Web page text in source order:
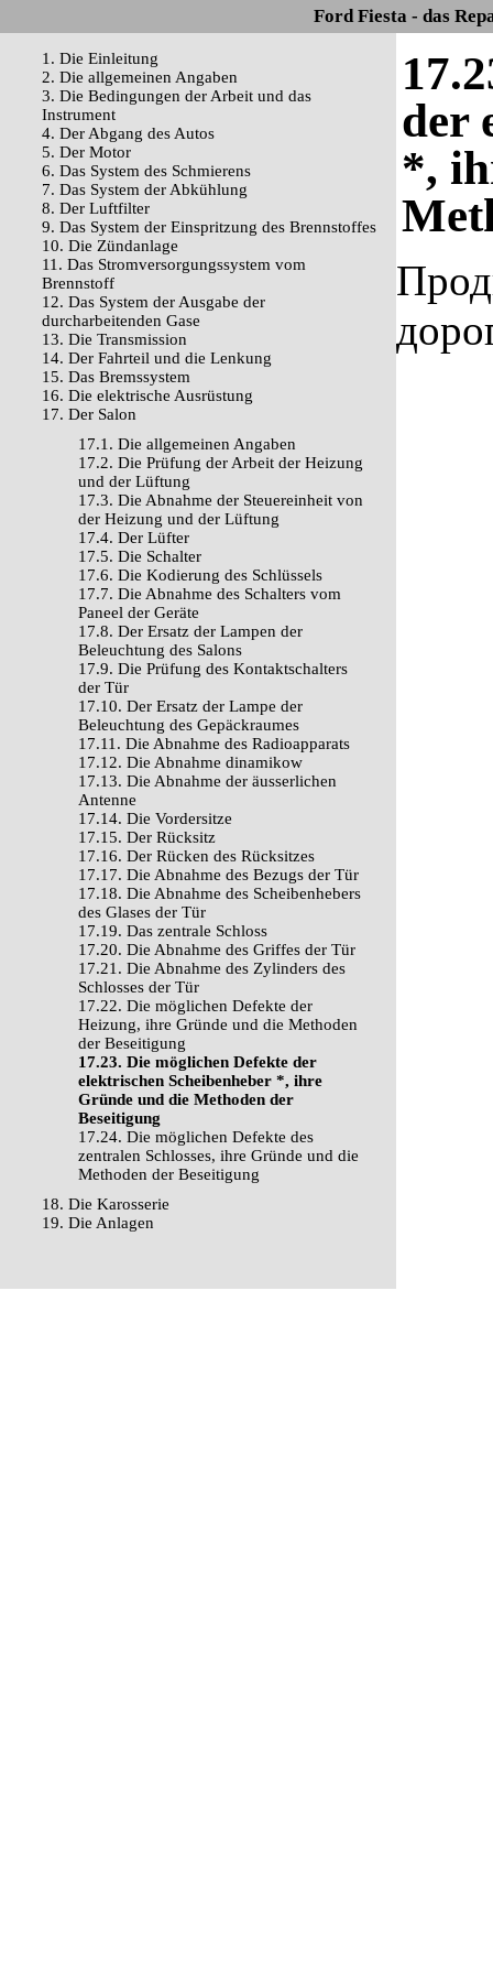
Ford Fiesta - das
1. Die Einleitung
2. Die allgemeinen Angaben
3. Die Bedingungen der Arbeit und das
Instrument
4. Der Abgang des Autos
5. Der Motor
6. Das System des Schmierens
7. Das System der Abkühlung
8. Der Luftfilter
9. Das System der Einspritzung des Brennstoffes
10. Die Zündanlage
11. Das Stromversorgungssystem vom
Brennstoff
12. Das System der Ausgabe der
durcharbeitenden Gase
13. Die Transmission
14. Der Fahrteil und die Lenkung
15. Das Bremssystem
16. Die elektrische Ausrüstung
17. Der Salon
17.1. Die allgemeinen Angaben
17.2. Die Prüfung der Arbeit der Heizung
und der Lüftung
17.3. Die Abnahme der Steuereinheit von
der Heizung und der Lüftung
17.4. Der Lüfter
17.5. Die Schalter
17.6. Die Kodierung des Schlüssels
17.7. Die Abnahme des Schalters vom
Paneel der Geräte
17.8. Der Ersatz der Lampen der
Beleuchtung des Salons
17.9. Die Prüfung des Kontaktschalters
der Tür
17.10. Der Ersatz der Lampe der
Beleuchtung des Gepäckraumes
17.11. Die Abnahme des Radioapparats
17.12. Die Abnahme dinamikow
17.13. Die Abnahme der äusserlichen
Antenne
17.14. Die Vordersitze
17.15. Der Rücksitz
17.16. Der Rücken des Rücksitzes
17.17. Die Abnahme des Bezugs der Tür
17.18. Die Abnahme des Scheibenhebers
des Glases der Tür
17.19. Das zentrale Schloss
17.20. Die Abnahme des Griffes der Tür
17.21. Die Abnahme des Zylinders des
Schlosses der Tür
17.22. Die möglichen Defekte der
Heizung, ihre Gründe und die Methoden
der Beseitigung
17.23. Die möglichen Defekte der
elektrischen Scheibenheber *, ihre
Gründe und die Methoden der
Beseitigung
17.24. Die möglichen Defekte des
zentralen Schlosses, ihre Gründe und die
Methoden der Beseitigung
18. Die Karosserie
19. Die Anlagen
der
*,